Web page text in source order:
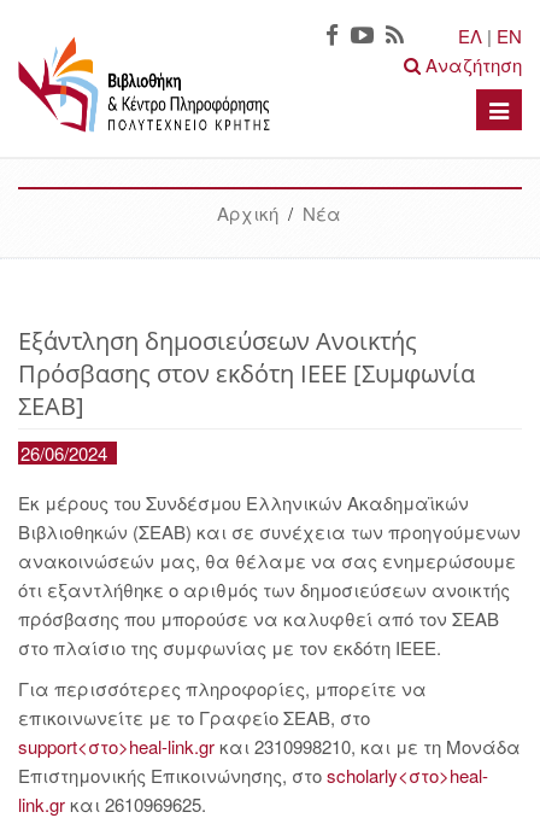
ΕΛ | EN
Αναζήτηση
Toggle
Αρχική / Νέα
Εξάντληση δημοσιεύσεων Ανοικτής
Πρόσβασης στον εκδότη IEEE [Συμφωνία
ΣΕΑΒ]
26/06/2024
Εκ μέρους του Συνδέσμου Ελληνικών Ακαδημαϊκών
Βιβλιοθηκών (ΣΕΑΒ) και σε συνέχεια των προηγούμενων
ανακοινώσεών μας, θα θέλαμε να σας ενημερώσουμε
ότι εξαντλήθηκε ο αριθμός των δημοσιεύσεων ανοικτής
πρόσβασης που μπορούσε να καλυφθεί από τον ΣΕΑΒ
στο πλαίσιο της συμφωνίας με τον εκδότη IEEE.
Για περισσότερες πληροφορίες, μπορείτε να
επικοινωνείτε με το Γραφείο ΣΕΑΒ, στο
support<στο>heal-link.grκαι 2310998210, και με τη Μονάδα
Επιστημονικής Επικοινώνησης, στοscholarly<στο>heal-
link.grκαι 2610969625.